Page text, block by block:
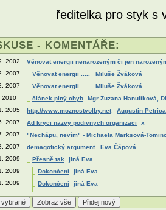
ředitelka pro styk s
- KOMENTÁŘE:
2002
Věnovat energii nenarozeným či jen
2007
Věnovat energii .....
Miluše Žváková
2007
Věnovat energii .....
Miluše Žváková
2010
článek plný chyb
Mgr Zuzana Hanulíková,
2005
http://www.moznostvolby.net
Augustin Petrica
2007
Ad kryci nazvy podivnych organizaci
x
2007
"Nechápu, nevím" - Michaela Marksová-
2007
demagofický argument
Eva Čápová
2009
Přesně tak
jiná Eva
2009
Dokončení
jiná Eva
2009
Dokončení jiná Eva